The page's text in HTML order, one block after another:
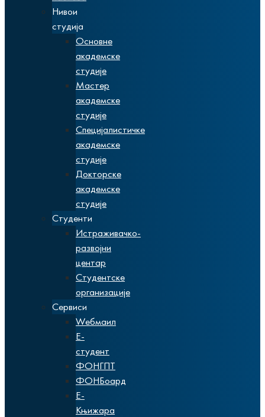
Нивои
студија
Основне
академске
студије
Мастер
академске
студије
Специјалистичке
академске
студије
Докторске
академске
студије
Студенти
Истраживачко-
развојни
центар
Студентске
организације
Сервиси
Wебмаил
Е-
студент
ФОНГПТ
ФОНБоард
Е-
Књижара